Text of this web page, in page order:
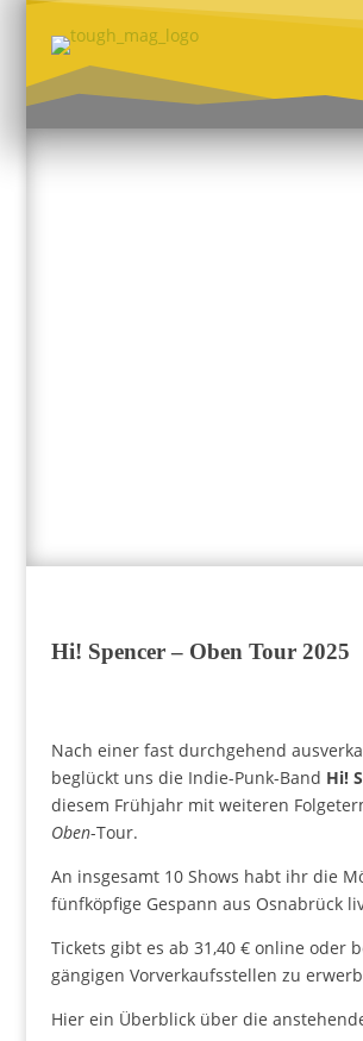
Hi! Spencer – Oben Tour 2025
Nach einer fast durchgehend
beglückt uns die Indie-Punk-Band Hi!
diesem Frühjahr mit weiteren
Oben-Tour.
An insgesamt 10 Shows habt ihr die
fünfköpfige Gespann aus Osnabrück
Tickets gibt es ab 31,40 € online oder
gängigen Vorverkaufsstellen zu
Hier ein Überblick über die